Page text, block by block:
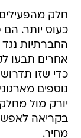
חלק
כעוס יותר. הם
החברתיות
אחרים תבעו
כדי שזו
נוספים
יורק מול
בקריאה
מחיר.